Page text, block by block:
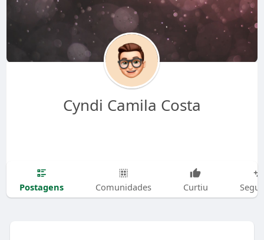
Cyndi Camila Costa
Postagens Comunidades Curtiu